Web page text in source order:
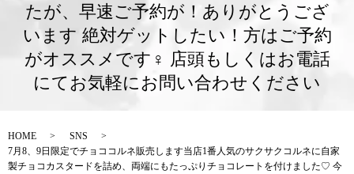
たが、早速ご予約が！ありがとうござ
います 絶対ゲットしたい！方はご予約
がオススメです‍♀️ 店頭もしくはお電話
にてお気軽にお問い合わせください
HOME
SNS
7月8、9日限定でチョココルネ販売します当店1番人気のサクサクコルネに自家
製チョコカスタードを詰め、両端にもたっぷりチョコレートを付けました♡ 今